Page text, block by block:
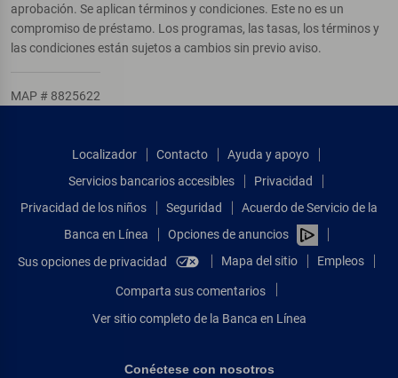
aprobación. Se aplican términos y condiciones. Este no es un
compromiso de préstamo. Los programas, las tasas, los términos y
las condiciones están sujetos a cambios sin previo aviso.
MAP # 8825622
Localizador Contacto
Ayuda y apoyo
Servicios bancarios accesibles
Privacidad
Privacidad de los niños
Seguridad
Acuerdo de Servicio de la
Banca en Línea
Opciones de anuncios
Sus opciones de privacidad
Mapa del sitio Empleos
Comparta sus comentarios
Ver sitio completo de la Banca en Línea
Conéctese con nosotros